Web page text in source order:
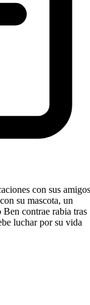
con sus amigos
su mascota, un
contrae rabia tras
luchar por su vida